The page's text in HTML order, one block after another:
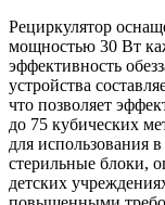
Рециркулятор
мощностью 30 Вт
эффективность
устройства
что позволяет
до 75 кубических
для использования
стерильные блоки,
детских